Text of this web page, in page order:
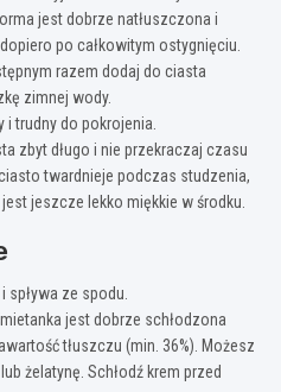
jest dobrze natłuszczona i
po całkowitym ostygnięciu.
razem dodaj do ciasta
zimnej wody.
trudny do pokrojenia.
zbyt długo i nie przekraczaj czasu
twardnieje podczas studzenia,
jeszcze lekko miękkie w środku.
spływa ze spodu.
jest dobrze schłodzona
tłuszczu (min. 36%). Możesz
żelatynę. Schłodź krem przed